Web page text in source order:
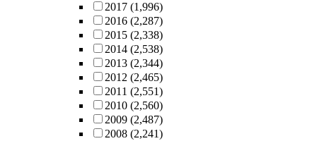
2017 (1,996)
2016 (2,287)
2015 (2,338)
2014 (2,538)
2013 (2,344)
2012 (2,465)
2011 (2,551)
2010 (2,560)
2009 (2,487)
2008 (2,241)